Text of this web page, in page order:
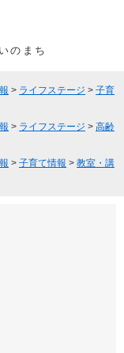
のまち
> ライフステージ > 子育
> ライフステージ > 高齢
> 子育て情報 > 教室・講